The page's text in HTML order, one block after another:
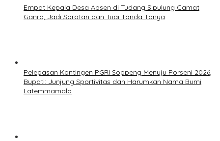
Empat Kepala Desa Absen di Tudang Sipulung Camat
Ganra, Jadi Sorotan dan Tuai Tanda Tanya
Pelepasan Kontingen PGRI Soppeng Menuju Porseni 2026,
Bupati: Junjung Sportivitas dan Harumkan Nama Bumi
Latemmamala